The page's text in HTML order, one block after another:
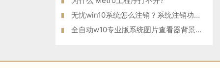
无忧win10系统怎么注销？系统注销功能在哪里？
全自动w10专业版系统图片查看器背景变黄怎么办？